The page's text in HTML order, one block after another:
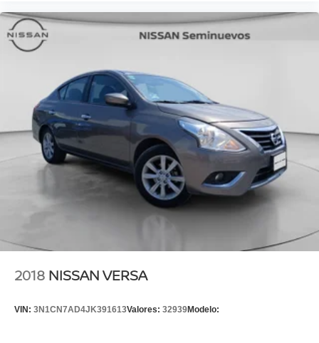
2018 NISSAN VERSA
VIN: 3N1CN7AD4JK391613Valores: 32939Modelo: